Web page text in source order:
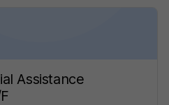
Assistance